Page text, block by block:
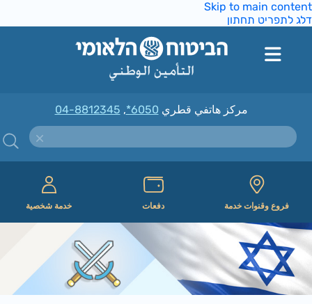
Skip to main
לתפריט תחתון
مركز هاتفي قطري*6050
,
04-8812345
فروع وقنوات خدمة دفعات خدمة شخصية